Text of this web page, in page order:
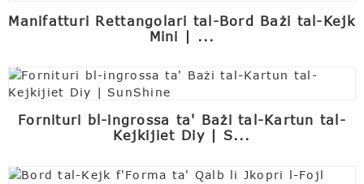
Manifatturi Rettangolari tal-Bord Bażi tal-Kejk
Mini | ...
Fornituri bl-ingrossa ta' Bażi tal-Kartun tal-
Kejkijiet Diy | S...